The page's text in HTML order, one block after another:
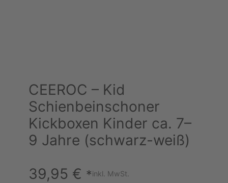
CEEROC – Kid
Schienbeinschoner
Kickboxen Kinder ca. 7–
9 Jahre (schwarz-weiß)
39,95 € *inkl. MwSt.